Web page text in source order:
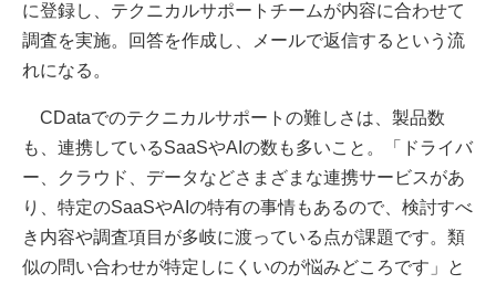
に登録し、テクニカルサポートチームが内容に合わせて
調査を実施。回答を作成し、メールで返信するという流
れになる。
CDataでのテクニカルサポートの難しさは、製品数
も、連携しているSaaSやAIの数も多いこと。「ドライバ
ー、クラウド、データなどさまざまな連携サービスがあ
り、特定のSaaSやAIの特有の事情もあるので、検討すべ
き内容や調査項目が多岐に渡っている点が課題です。類
似の問い合わせが特定しにくいのが悩みどころです」と